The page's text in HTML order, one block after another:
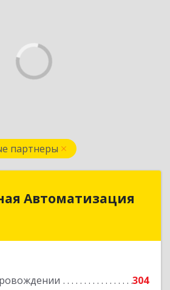
партнеры
Автоматизация
304
обл, Волоколамский р-н,
Подробнее